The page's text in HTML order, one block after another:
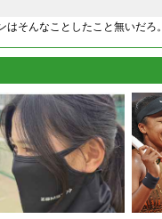
そんなことしたこと無いだろ。